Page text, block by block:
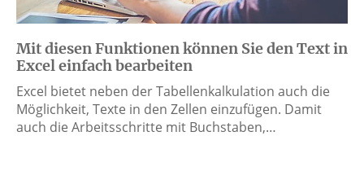
Mit diesen Funktionen können Sie den Text in
Excel einfach bearbeiten
Excel bietet neben der Tabellenkalkulation auch die
Möglichkeit, Texte in den Zellen einzufügen. Damit
auch die Arbeitsschritte mit Buchstaben,…